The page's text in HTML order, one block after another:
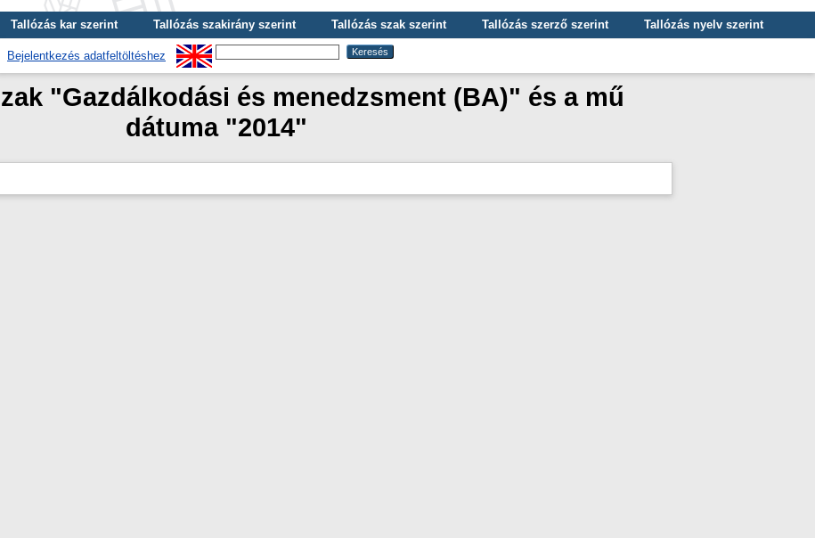
Tallózás kar szerint Tallózás szakirány szerint Tallózás szak szerint Tallózás szerző szerint
Tallózás nyelv szerint
Bejelentkezés adatfeltöltéshez
"Gazdálkodási és menedzsment (BA)" és a mű
dátuma "2014"